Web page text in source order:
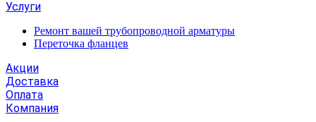
Услуги
Ремонт вашей трубопроводной арматуры
Переточка фланцев
Акции
Доставка
Оплата
Компания